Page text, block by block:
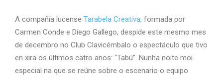
A compañía lucense Tarabela Creativa, formada por
Carmen Conde e Diego Gallego, despide este mesmo mes
de decembro no Club Clavicémbalo o espectáculo que tivo
en xira os últimos catro anos: “Tabú”. Nunha noite moi
especial na que se reúne sobre o escenario o equipo